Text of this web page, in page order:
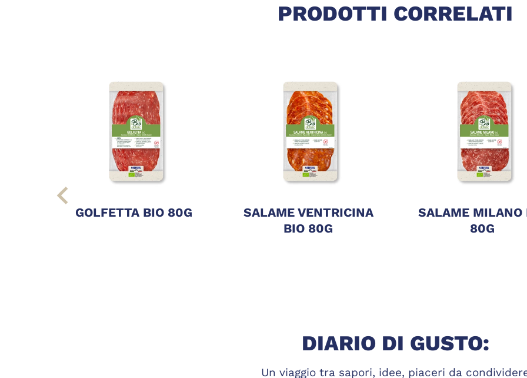
PRODOTTI CORRELATI
GOLFETTA BIO 80G
SALAME VENTRICINA
BIO 80G
SALAME MILANO
80G
DIARIO DI GUSTO:
Un viaggio tra sapori, idee, piaceri da